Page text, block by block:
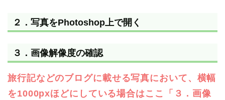
２．写真をPhotoshop上で開く
３．画像解像度の確認
旅行記などのブログに載せる写真において、横幅
を1000pxほどにしている場合はここ「３．画像